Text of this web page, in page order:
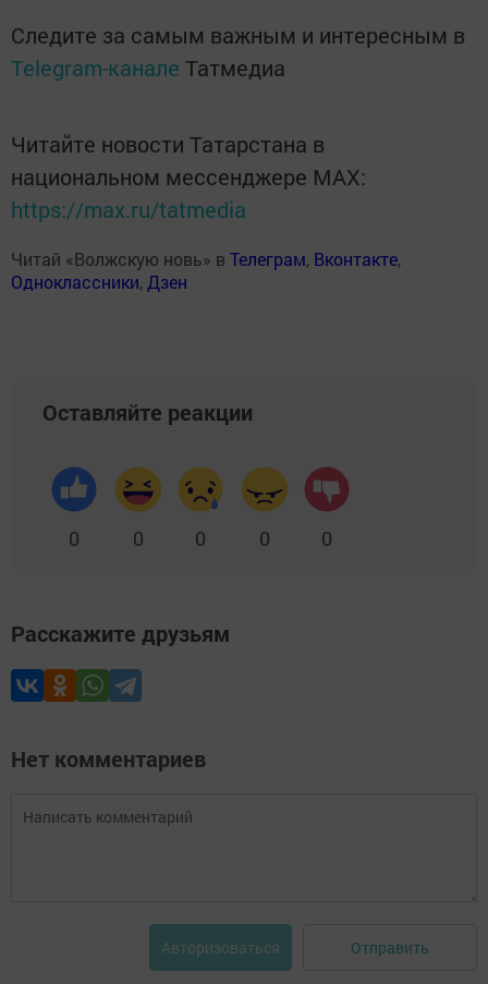
Следите за самым важным и интересным в
Telegram-канале Татмедиа
Читайте новости Татарстана в
национальном мессенджере MАХ:
https://max.ru/tatmedia
Читай «Волжскую новь» в Телеграм, Вконтакте,
Одноклассники, Дзен
Оставляйте реакции
0 0 0 0 0
Расскажите друзьям
Нет комментариев
Авторизоваться Отправить